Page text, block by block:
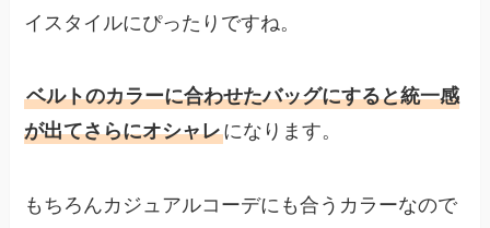
イスタイルにぴったりですね。
ベルトのカラーに合わせたバッグにすると統一感
が出てさらにオシャレになります。
もちろんカジュアルコーデにも合うカラーなので